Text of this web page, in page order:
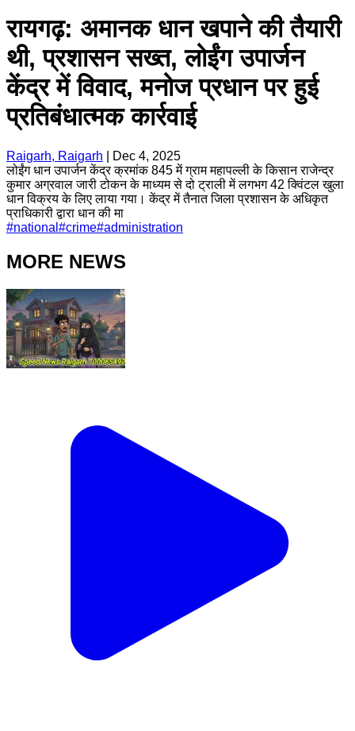
रायगढ़: अमानक धान खपाने की तैयारी
थी, प्रशासन सख्त, लोईंग उपार्जन
केंद्र में विवाद, मनोज प्रधान पर हुई
प्रतिबंधात्मक कार्रवाई
Raigarh, Raigarh
Dec 4, 2025
लोईंग धान उपार्जन केंद्र क्रमांक 845 में ग्राम महापल्ली के किसान राजेन्द्र
कुमार अग्रवाल जारी टोकन के माध्यम से दो ट्राली में लगभग 42 क्विंटल खुला
धान विक्रय के लिए लाया गया। केंद्र में तैनात जिला प्रशासन के अधिकृत
प्राधिकारी द्वारा धान की मा
#national #crime#administration
MORE NEWS